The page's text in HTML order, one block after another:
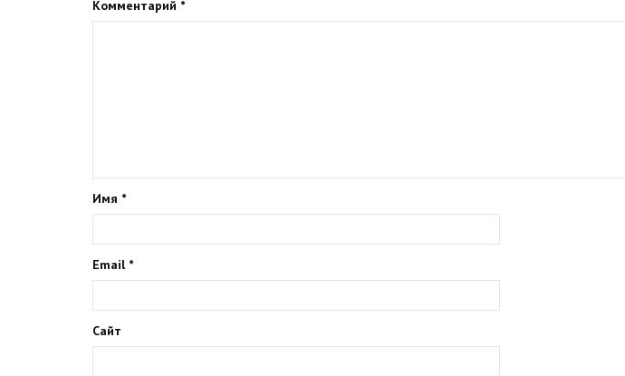
Комментарий *
Имя *
Email *
Сайт